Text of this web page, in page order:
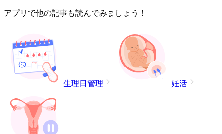
アプリで他の記事も読んでみましょう！
生理日管理 妊活